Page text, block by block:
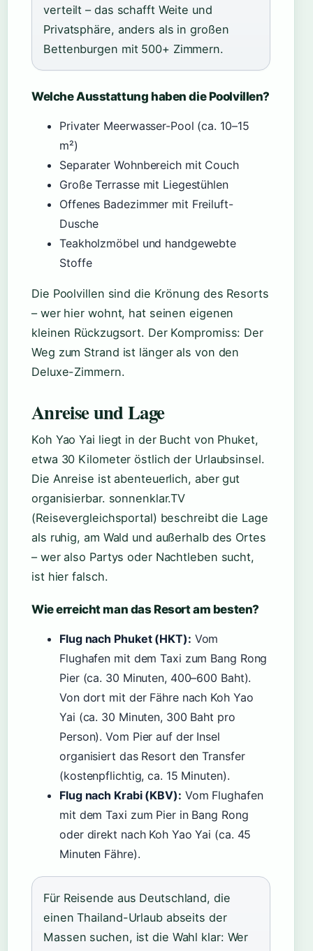
verteilt – das schafft Weite und
Privatsphäre, anders als in großen
Bettenburgen mit 500+ Zimmern.
Welche Ausstattung haben die Poolvillen?
Privater Meerwasser-Pool (ca. 10–15
m²)
Separater Wohnbereich mit Couch
Große Terrasse mit Liegestühlen
Offenes Badezimmer mit Freiluft-
Dusche
Teakholzmöbel und handgewebte
Stoffe
Die Poolvillen sind die Krönung des Resorts
– wer hier wohnt, hat seinen eigenen
kleinen Rückzugsort. Der Kompromiss: Der
Weg zum Strand ist länger als von den
Deluxe-Zimmern.
Anreise und Lage
Koh Yao Yai liegt in der Bucht von Phuket,
etwa 30 Kilometer östlich der Urlaubsinsel.
Die Anreise ist abenteuerlich, aber gut
organisierbar. sonnenklar.TV
(Reisevergleichsportal) beschreibt die Lage
als ruhig, am Wald und außerhalb des Ortes
– wer also Partys oder Nachtleben sucht,
ist hier falsch.
Wie erreicht man das Resort am besten?
Flug nach Phuket (HKT): Vom
Flughafen mit dem Taxi zum Bang Rong
Pier (ca. 30 Minuten, 400–600 Baht).
Von dort mit der Fähre nach Koh Yao
Yai (ca. 30 Minuten, 300 Baht pro
Person). Vom Pier auf der Insel
organisiert das Resort den Transfer
(kostenpflichtig, ca. 15 Minuten).
Flug nach Krabi (KBV): Vom Flughafen
mit dem Taxi zum Pier in Bang Rong
oder direkt nach Koh Yao Yai (ca. 45
Minuten Fähre).
Für Reisende aus Deutschland, die
einen Thailand-Urlaub abseits der
Massen suchen, ist die Wahl klar: Wer